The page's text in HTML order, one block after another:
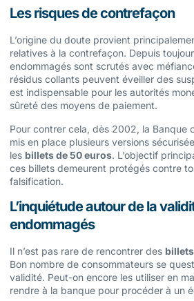
Les risques de contrefaçon
L’origine du doute provient
relatives à la contrefaçon. Depuis
endommagés sont scrutés avec
résidus collants peuvent éveiller des
est indispensable pour les autorités
sûreté des moyens de paiement.
Pour contrer cela, dès 2002, la Banque
mis en place plusieurs versions
les billets de 50 euros. L’objectif
ces billets demeurent protégés contre
falsification.
L’inquiétude autour de la
endommagés
Il n’est pas rare de rencontrer des
Bon nombre de consommateurs se
validité. Peut-on encore les utiliser en
rendre à la banque pour procéder à un